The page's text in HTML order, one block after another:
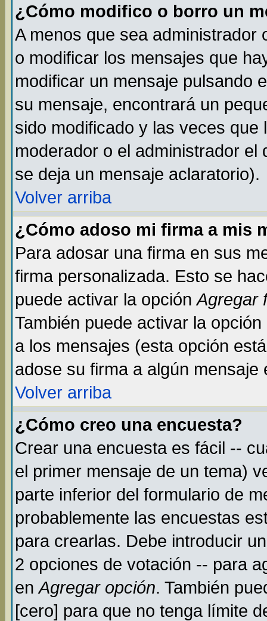
¿Cómo modifico o borro un
A menos que sea administrador
o modificar los mensajes que
modificar un mensaje pulsando
su mensaje, encontrará un
sido modificado y las veces
moderador o el administrador
se deja un mensaje aclaratorio).
Volver arriba
¿Cómo adoso mi firma a mis
Para adosar una firma en sus
firma personalizada. Esto se
puede activar la opciónAgregar
También puede activar la
a los mensajes (esta opción
adose su firma a algún mensaje
Volver arriba
¿Cómo creo una encuesta?
Crear una encuesta es fácil --
el primer mensaje de un tema)
parte inferior del formulario de
probablemente las encuestas
para crearlas. Debe introducir
2 opciones de votación -- para
enAgregar opción. También
[cero] para que no tenga límite